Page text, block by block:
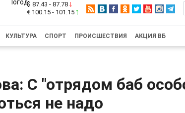
$ 87.43 - 87.78
€ 100.15 - 101.15
КУЛЬТУРА СПОРТ ПРОИСШЕСТВИЯ АКЦИЯ ВБ
С "отрядом баб
не надо